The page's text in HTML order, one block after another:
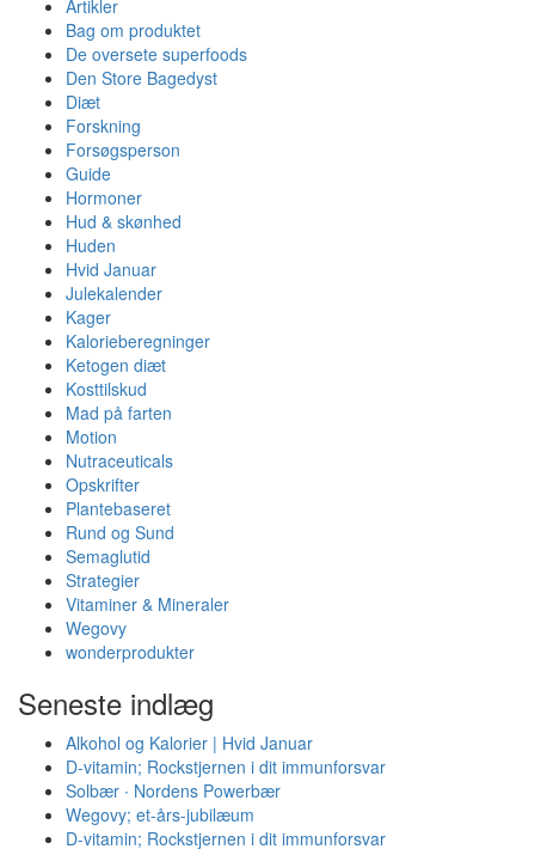
Artikler
Bag om produktet
De oversete superfoods
Den Store Bagedyst
Diæt
Forskning
Forsøgsperson
Guide
Hormoner
Hud & skønhed
Huden
Hvid Januar
Julekalender
Kager
Kalorieberegninger
Ketogen diæt
Kosttilskud
Mad på farten
Motion
Nutraceuticals
Opskrifter
Plantebaseret
Rund og Sund
Semaglutid
Strategier
Vitaminer & Mineraler
Wegovy
wonderprodukter
Seneste indlæg
Alkohol og Kalorier | Hvid Januar
D-vitamin; Rockstjernen i dit immunforsvar
Solbær ∙ Nordens Powerbær
Wegovy; et-års-jubilæum
D-vitamin; Rockstjernen i dit immunforsvar